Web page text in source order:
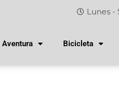
Lunes -
Aventura Bicicleta